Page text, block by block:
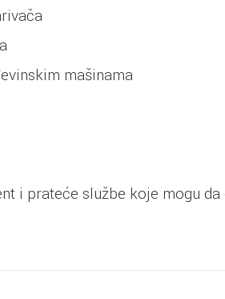
mašinama
i prateće službe koje mogu